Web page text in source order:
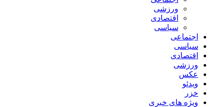
ورزشی
اقتصادی
سیاسی
اجتماعی
سیاسی
اقتصادی
ورزشی
عکس
ویدئو
خزر
ویژه های خبری